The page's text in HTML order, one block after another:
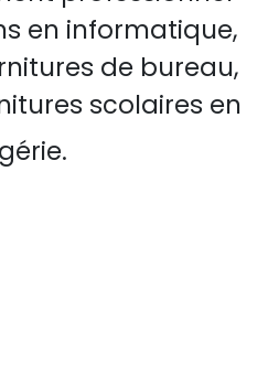
en informatique,
de bureau,
scolaires en